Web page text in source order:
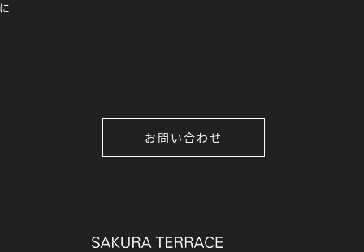
お問い合わせ